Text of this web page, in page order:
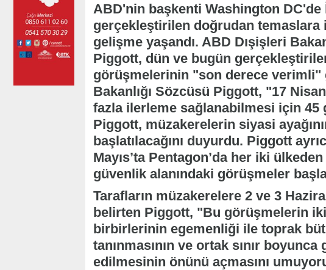
ABD'nin başkenti Washington DC'de
gerçekleştirilen doğrudan
gelişme yaşandı. ABD Dışişleri
Piggott, dün ve bugün
görüşmelerinin "son derece verimli"
Bakanlığı Sözcüsü Piggott, "17
fazla ilerleme sağlanabilmesi için 45
Piggott, müzakerelerin siyasi
başlatılacağını duyurdu. Piggott
Mayıs’ta Pentagon’da her iki
güvenlik alanındaki görüşmeler
Tarafların müzakerelere 2 ve 3
belirten Piggott, "Bu görüşmelerin iki
birbirlerinin egemenliği ile toprak
tanınmasının ve ortak sınır
edilmesinin önünü açmasını